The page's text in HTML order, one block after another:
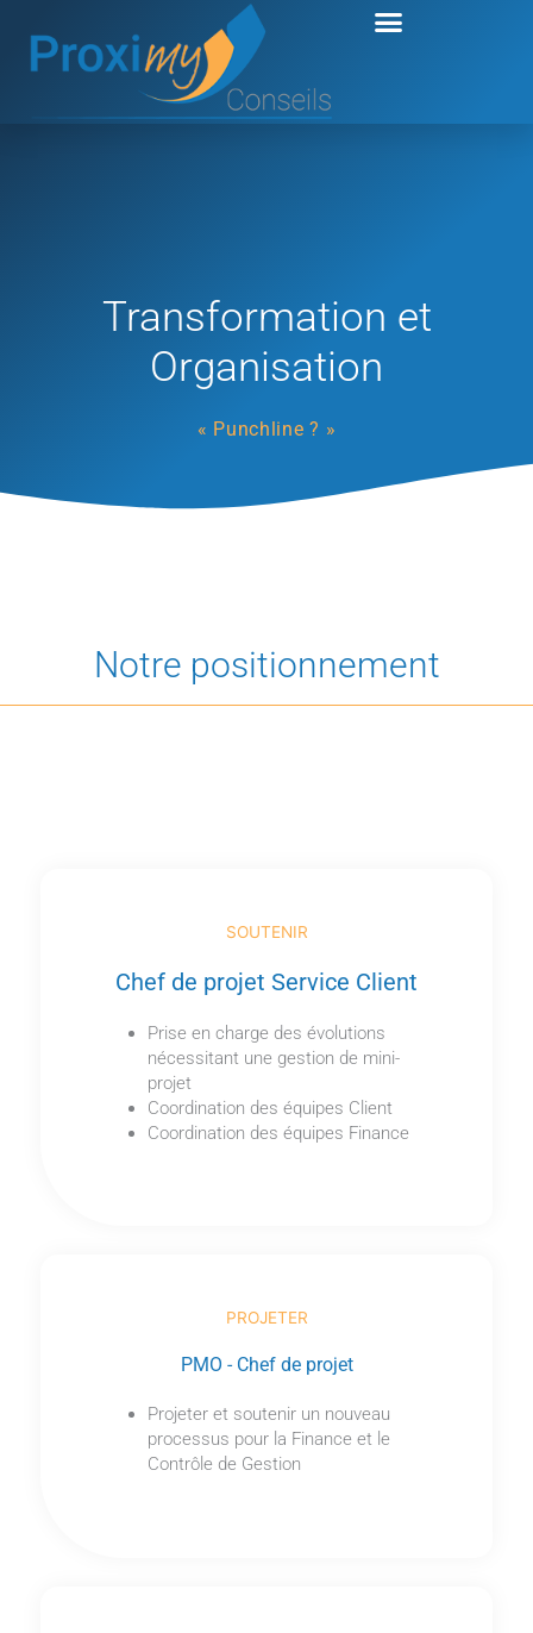
contenu
Transformation et
Organisation
« Punchline ? »
Notre positionnement
SOUTENIR
Chef de projet Service Client
Prise en charge des évolutions
nécessitant une gestion de mini-
projet
Coordination des équipes Client
Coordination des équipes Finance
PROJETER
PMO - Chef de projet
Projeter et soutenir un nouveau
processus pour la Finance et le
Contrôle de Gestion